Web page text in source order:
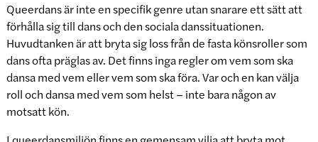
Queerdans är inte en specifik genre utan snarare ett sätt att
förhålla sig till dans och den sociala danssituationen.
Huvudtanken är att bryta sig loss från de fasta könsroller som
dans ofta präglas av. Det finns inga regler om vem som ska
dansa med vem eller vem som ska föra. Var och en kan välja
roll och dansa med vem som helst – inte bara någon av
motsatt kön.